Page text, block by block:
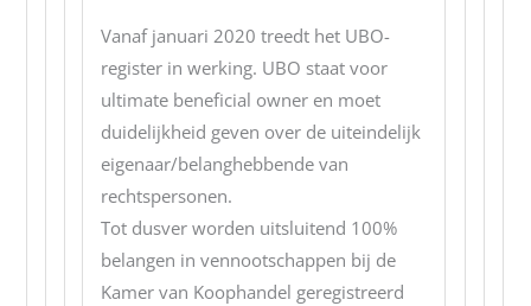
Vanaf januari 2020 treedt het UBO-
register in werking. UBO staat voor
ultimate beneficial owner en moet
duidelijkheid geven over de uiteindelijk
eigenaar/belanghebbende van
rechtspersonen.
Tot dusver worden uitsluitend 100%
belangen in vennootschappen bij de
Kamer van Koophandel geregistreerd